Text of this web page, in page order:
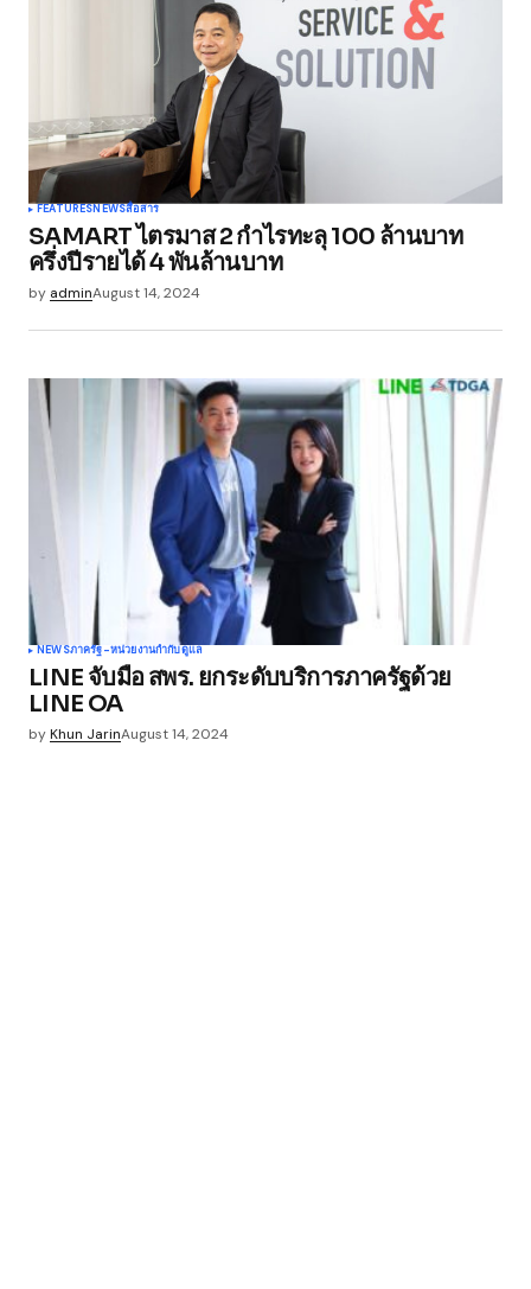
FEATURESNEWSสื่อสาร
SAMART ไตรมาส 2 กำไรทะลุ 100 ล้านบาท
ครึ่งปีรายได้ 4 พันล้านบาท
by adminAugust 14, 2024
NEWSภาครัฐ-หน่วยงานกำกับดูแล
LINE จับมือ สพร. ยกระดับบริการภาครัฐด้วย
LINE OA
byKhun JarinAugust 14, 2024